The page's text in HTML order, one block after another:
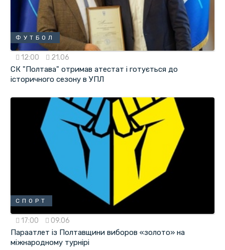
ФУТБОЛ
12:00 21.06
СК "Полтава" отримав атестат і готується до
історичного сезону в УПЛ
СПОРТ
17:00 09.06
Параатлет із Полтавщини виборов «золото» на
міжнародному турнірі